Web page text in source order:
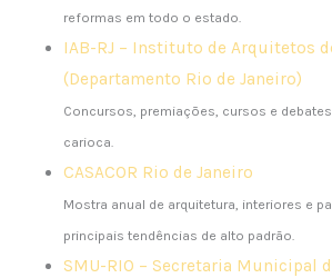
reformas em todo o estado.
IAB-RJ – Instituto de Arquitetos
(Departamento Rio de Janeiro)
Concursos, premiações, cursos e
carioca.
CASACOR Rio de Janeiro
Mostra anual de arquitetura, interiores e
principais tendências de alto padrão.
SMU-RIO – Secretaria Municipal